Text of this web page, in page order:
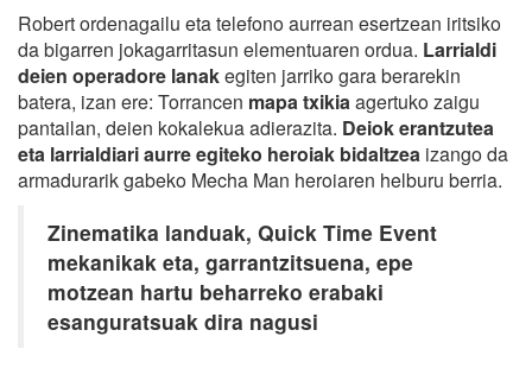
Robert ordenagailu eta telefono aurrean esertzean iritsiko
da bigarren jokagarritasun elementuaren ordua. Larrialdi
deien operadore lanakegiten jarriko gara berarekin
batera, izan ere: Torrancen mapa txikiaagertuko zaigu
pantailan, deien kokalekua adierazita. Deiok erantzutea
eta larrialdiari aurre egiteko heroiak bidaltzea izango da
armadurarik gabeko Mecha Man heroiaren helburu berria.
Zinematika landuak, Quick Time Event
mekanikak eta, garrantzitsuena, epe
motzean hartu beharreko erabaki
esanguratsuak dira nagusi